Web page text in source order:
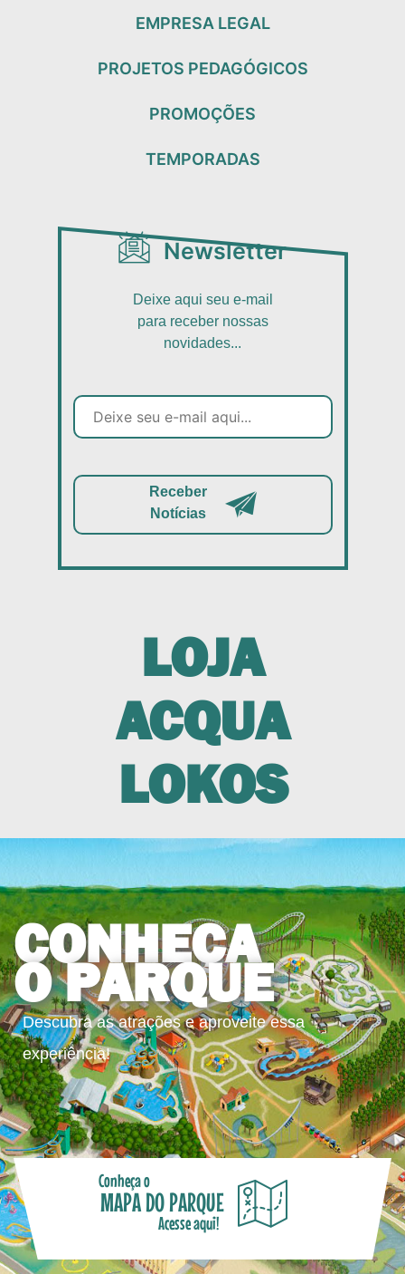
EMPRESA LEGAL
PROJETOS PEDAGÓGICOS
PROMOÇÕES
TEMPORADAS
Newsletter
Deixe aqui seu e-mail
para receber nossas
novidades...
Receber
Notícias
LOJA
ACQUA
LOKOS
CONHEÇA
O PARQUE
Descubra as atrações e aproveite essa
experiência!
Conheça o
MAPA DO PARQUE
Acesse aqui!